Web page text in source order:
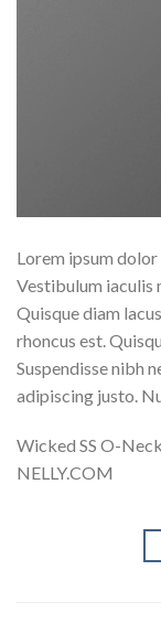
Lorem ipsum
Vestibulum iaculis
Quisque diam
rhoncus est.
Suspendisse nibh
adipiscing justo.
Wicked SS O-
NELLY.COM